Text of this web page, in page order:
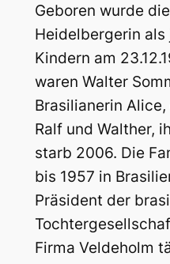
Geboren wurde
Heidelbergerin
Kindern am
waren Walter
Brasilianerin
Ralf und Walther,
starb 2006. Die
bis 1957 in
Präsident der
Firma Veldeholm